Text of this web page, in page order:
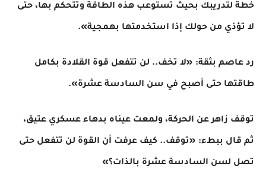
خطة لتدريبك بحيث تستوعب هذه الطاقة وتتحكم بها، حتى
لا تؤذي من حولك إذا استخدمتها بهمجية».
​رد عاصم بثقة: «لا تخف.. لن تتفعل قوة القلادة بكامل
طاقتها حتى أصبح في سن السادسة عشرة».
توقف زاهر عن الحركة، ولمعت عيناه بدهاء عسكري عتيق،
ثم قال ببطء: «توقف.. كيف عرفت أن القوة لن تتفعل حتى
تصل لسن السادسة عشرة بالذات؟»